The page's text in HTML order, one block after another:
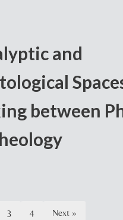
and
between
3 4 Next »